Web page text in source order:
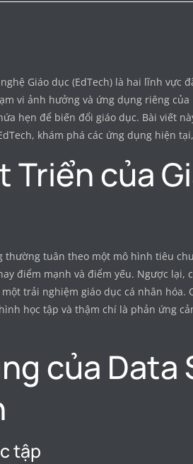
nghệ Giáo dục (EdTech) là hai lĩnh
vi ảnh hưởng và ứng dụng riêng
hẹn để biến đổi giáo dục. Bài viết
khám phá các ứng dụng hiện
Triển của
thường tuân theo một mô hình tiêu
điểm mạnh và điểm yếu. Ngược
trải nghiệm giáo dục cá nhân
học tập và thậm chí là phản ứng
của
tập